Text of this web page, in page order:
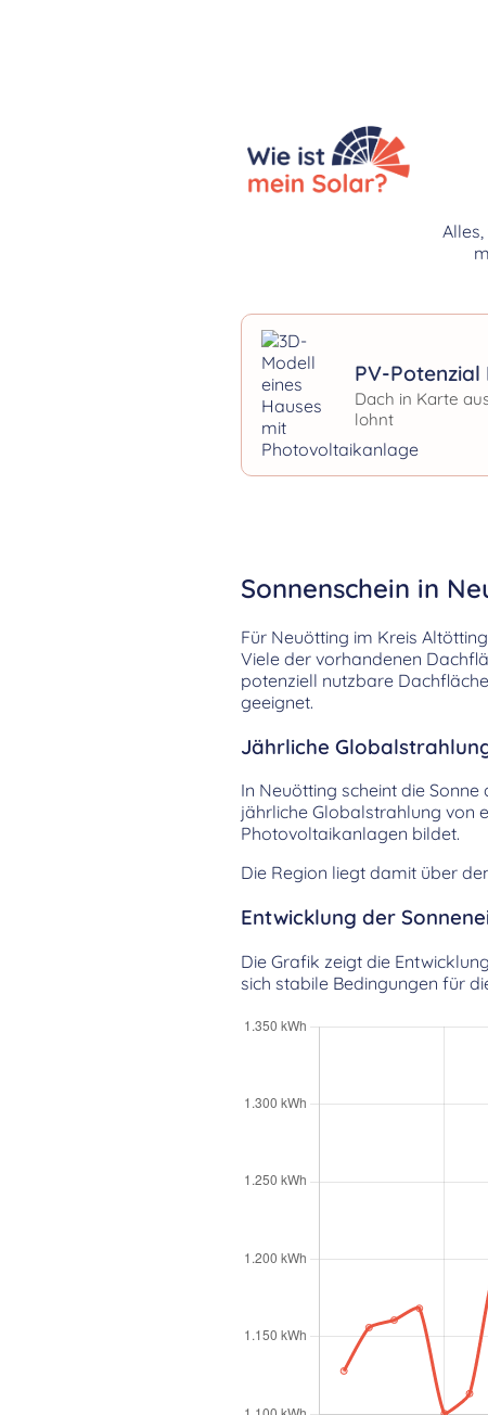
PV-Potenzial
Dach in Karte
lohnt
Sonnenschein in
Für Neuötting im Kreis
Viele der vorhandenen
potenziell nutzbare
geeignet.
Jährliche
In Neuötting scheint die Sonne
jährliche Globalstrahlung von
Photovoltaikanlagen bildet.
Die Region liegt damit über
Entwicklung der
Die Grafik zeigt die
sich stabile Bedingungen für